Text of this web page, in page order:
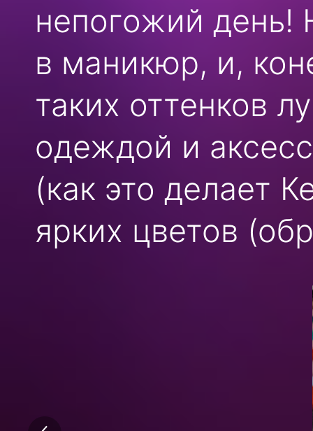
непогожий день!
в маникюр, и,
таких оттенков
одеждой и
(как это делает
ярких цветов